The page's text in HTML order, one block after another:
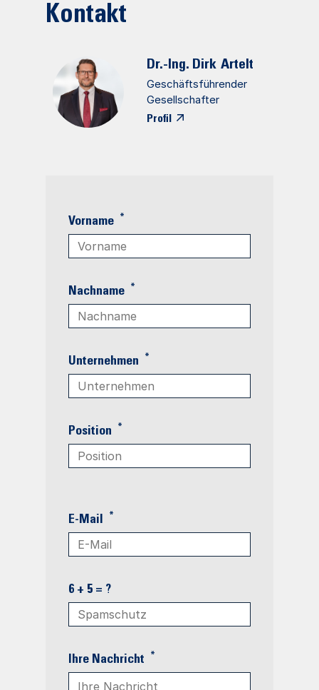
Kontakt
Dr.-Ing. Dirk Artelt
Geschäftsführender
Gesellschafter
Profil
Vorname *
Nachname *
Unternehmen *
Position *
E-Mail *
6 + 5 = ?
Ihre Nachricht *